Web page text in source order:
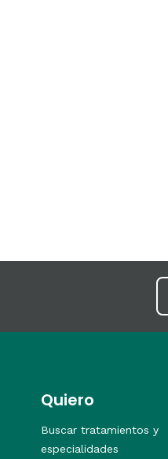
Quiero
Buscar tratamientos y
especialidades